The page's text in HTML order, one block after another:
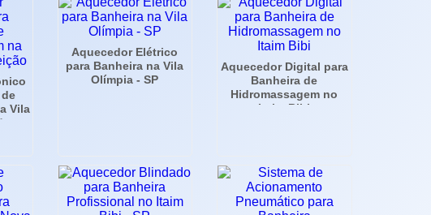
Vila
Aquecedor Elétrico
para Banheira na Vila
Olímpia - SP
Aquecedor Digital para
Banheira de
Hidromassagem no
Itaim Bibi